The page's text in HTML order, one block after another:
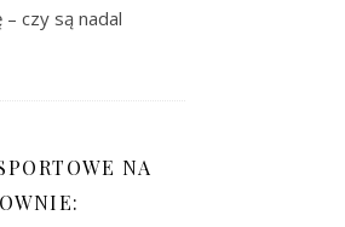
czy są nadal
NA